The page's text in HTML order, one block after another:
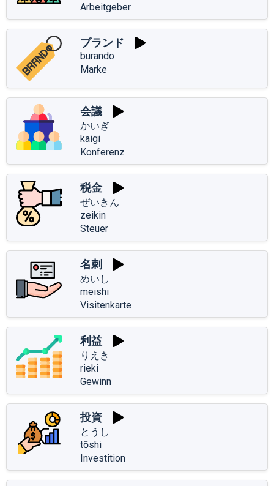
Arbeitgeber
ブランド
burando
Marke
会議
かいぎ
kaigi
Konferenz
税金
ぜいきん
zeikin
Steuer
名刺
めいし
meishi
Visitenkarte
利益
りえき
rieki
Gewinn
投資
とうし
tōshi
Investition